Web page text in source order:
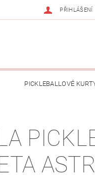
PŘIHLÁŠENÍ
PICKLEBALLOVÉ